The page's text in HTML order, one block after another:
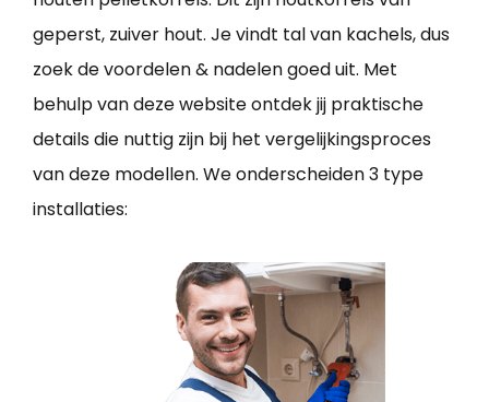
geperst, zuiver hout. Je vindt tal van kachels, dus
zoek de voordelen & nadelen goed uit. Met
behulp van deze website ontdek jij praktische
details die nuttig zijn bij het vergelijkingsproces
van deze modellen. We onderscheiden 3 type
installaties: